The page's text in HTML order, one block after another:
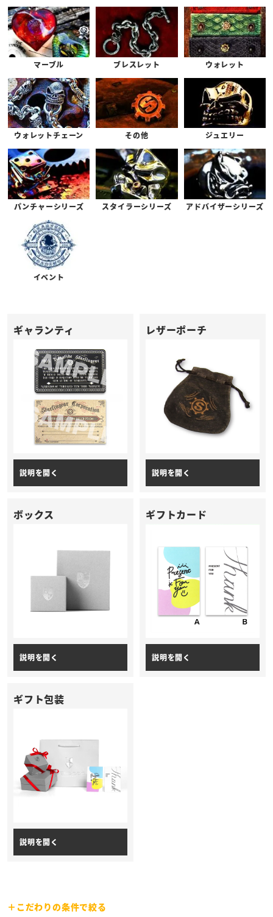
マーブル ブレスレット ウォレット
ウォレットチェーン その他 ジュエリー
パンチャーシリーズ スタイラーシリーズ アドバイザーシリーズ
イベント
ギャランティ レザーポーチ
ボックス ギフトカード
ギフト包装
こだわりの条件で絞る